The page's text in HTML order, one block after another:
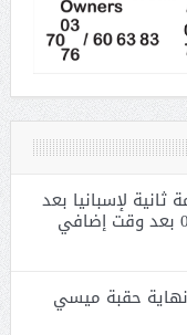
2026: نجمة ثانية لإسبانيا بعد
حقبة ميسي